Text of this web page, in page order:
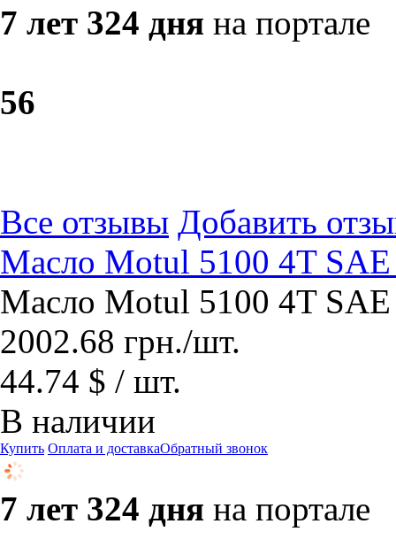
7 лет 324 дня на портале
56
Все отзывы Добавить
Масло Motul 5100 4T SAE
Масло Motul 5100 4T SAE
2002.68 грн./шт.
44.74 $ / шт.
В наличии
Купить Оплата и доставкаОбратный звонок
7 лет 324 дня на портале